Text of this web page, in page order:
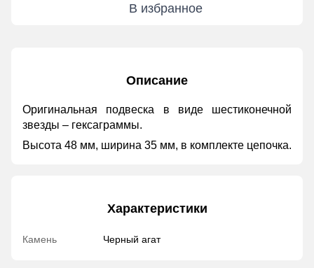
В избранное
Описание
Оригинальная подвеска в виде шестиконечной
звезды – гексаграммы.
Высота 48 мм, ширина 35 мм, в комплекте цепочка.
Характеристики
Камень Черный агат